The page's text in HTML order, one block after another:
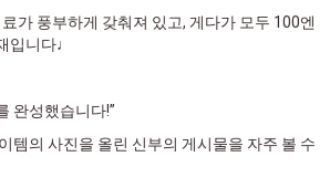
가 풍부하게 갖춰져 있고, 게다가 모두 100엔
입니다♩
완성했습니다!”
템의 사진을 올린 신부의 게시물을 자주 볼 수